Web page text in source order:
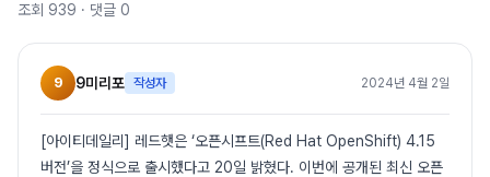
조회 939 · 댓글 0
9 9미리포 작성자 2024년 4월 2일
[아이티데일리] 레드햇은 ‘오픈시프트(Red Hat OpenShift) 4.15
버전’을 정식으로 출시했다고 20일 밝혔다. 이번에 공개된 최신 오픈